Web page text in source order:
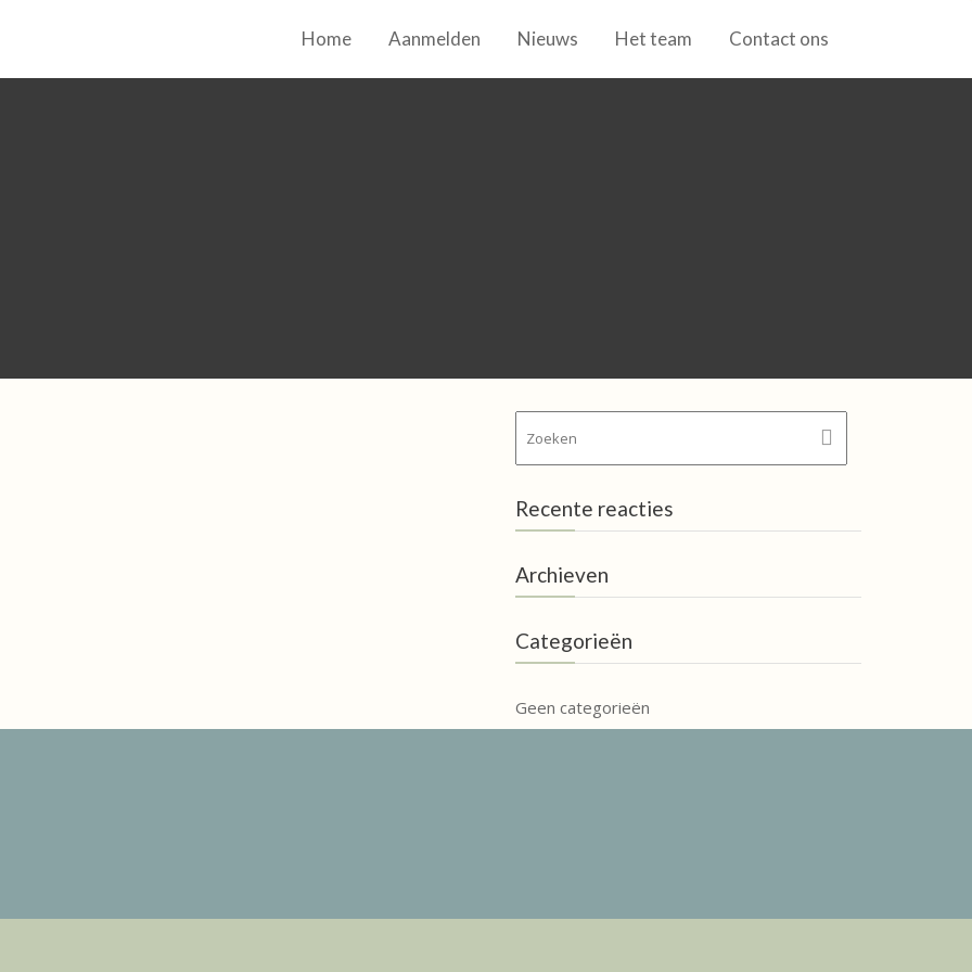
Home Aanmelden Nieuws Het team Contact ons
Recente reacties
Archieven
Categorieën
Geen categorieën